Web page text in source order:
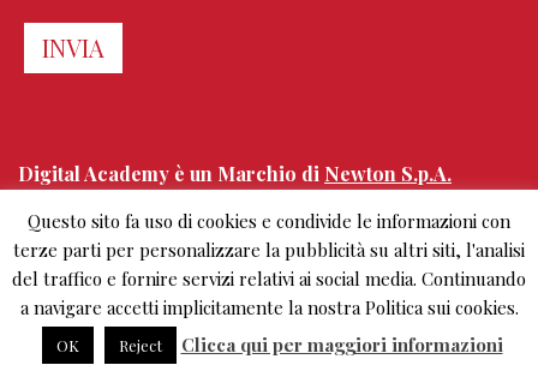
Digital Academy è un Marchio di Newton S.p.A.
Corso Sempione 68
20154 Milano, Italy
+39.02.303 0461
info@digitalacademy.it
Questo sito fa uso di cookies e condivide le informazioni con
terze parti per personalizzare la pubblicità su altri siti, l'analisi
del traffico e fornire servizi relativi ai social media. Continuando
a navigare accetti implicitamente la nostra Politica sui cookies.
OK Reject Clicca qui per maggiori informazioni